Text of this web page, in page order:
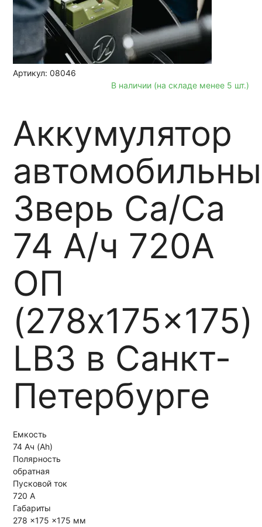
Артикул: 08046
В наличии (на складе менее 5 шт.)
Аккумулятор
Зверь Са/Са
74 А/ч 720А
ОП
(278x175x175)
LB3 в Санкт-
Петербурге
Емкость
74 Ач (Ah)
Полярность
обратная
Пусковой ток
720 А
Габариты
278 x175 x175 мм